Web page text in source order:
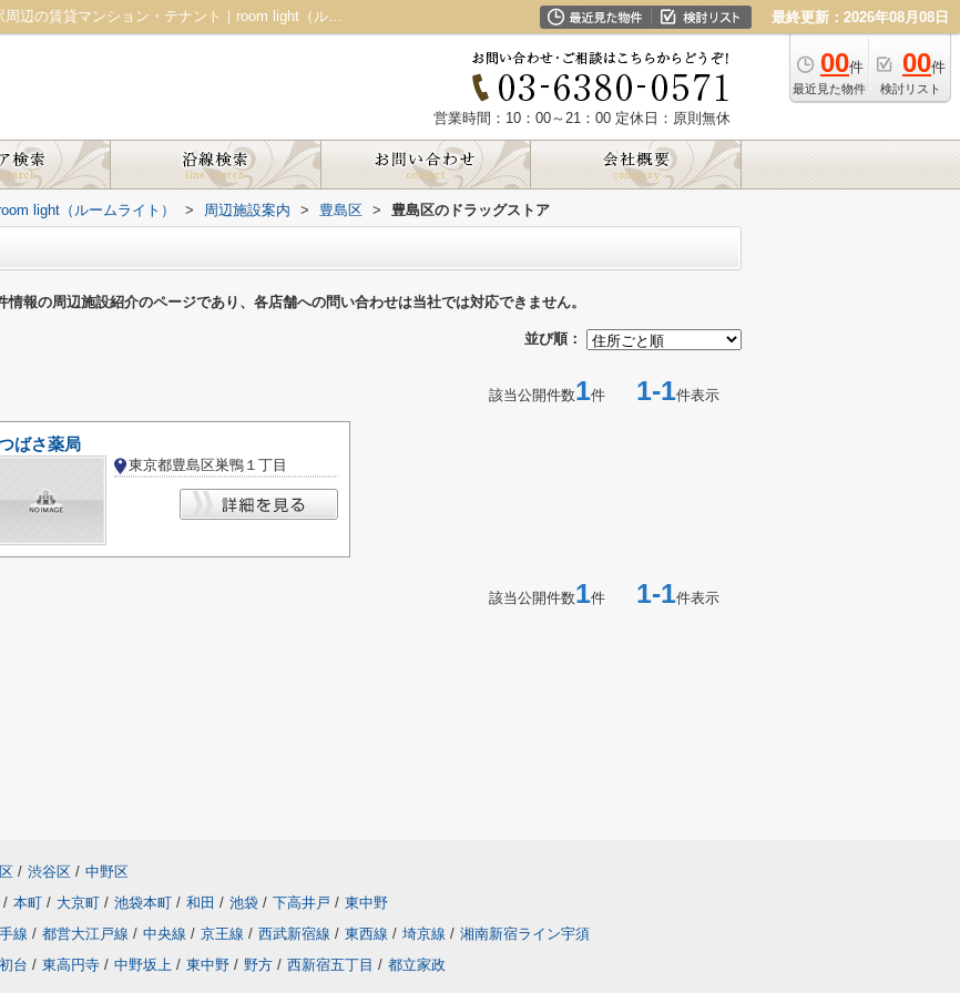
豊島区のドラッグストア一覧ページ｜新宿御苑駅周辺の賃貸マンション・テナント｜room light（ルームライト） 最終更新：2026年08月08日
00件
最近見た物件
00件
検討リスト
営業時間：10：00～21：00 定休日：原則無休
light（ルームライト） > 周辺施設案内 > 豊島区 > 豊島区のドラッグストア
情報の周辺施設紹介のページであり、各店舗への問い合わせは当社では対応できません。
並び順：
該当公開件数1件 1-1件表示
ばさ薬局
東京都豊島区巣鴨１丁目
該当公開件数1件 1-1件表示
/ 渋谷区 / 中野区
/ 本町 / 大京町 / 池袋本町 / 和田 / 池袋 / 下高井戸 / 東中野
線 / 都営大江戸線 / 中央線 / 京王線 / 西武新宿線 / 東西線 / 埼京線 / 湘南新宿ライン宇須
初台 / 東高円寺 / 中野坂上 / 東中野 / 野方 / 西新宿五丁目 / 都立家政